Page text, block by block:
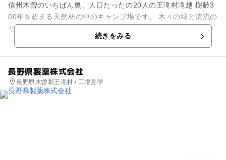
信州木曽のいちばん奥、人口たったの20人の王滝村滝越 樹齢3
00年を超える天然林の中のキャンプ場です。 木々の緑と清流の
せせらぎに包まれて 時を忘れてゆっくりすごしませんか・・・
続きをみる
長野県製薬株式会社
長野県木曽郡王滝村 / 工場見学